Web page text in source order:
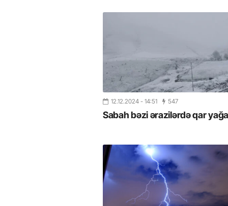
12.12.2024 - 14:51 547
Sabah bəzi ərazilərdə qar